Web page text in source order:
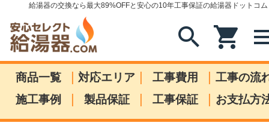
給湯器の交換なら最大89%OFFと安心の10年工事保証の給湯器ドットコム
search shopping_cart
商品一覧 | 対応エリア | 工事費用 | 工事の流
施工事例
| 製品保証 | 工事保証 | お支払方